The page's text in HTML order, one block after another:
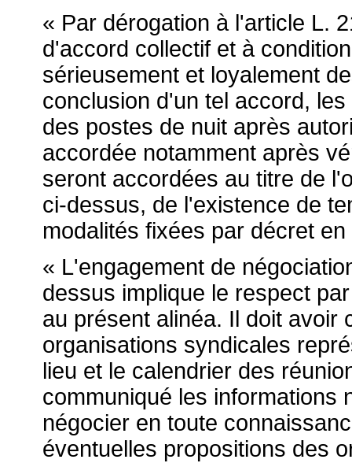
« Par dérogation à l'article L.
d'accord collectif et à
sérieusement et loyalement
conclusion d'un tel accord,
des postes de nuit après
accordée notamment après
seront accordées au titre de
ci-dessus, de l'existence de
modalités fixées par décret
« L'engagement de
dessus implique le respect
au présent alinéa. Il doit avoir
organisations syndicales
lieu et le calendrier des
communiqué les informations
négocier en toute
éventuelles propositions des